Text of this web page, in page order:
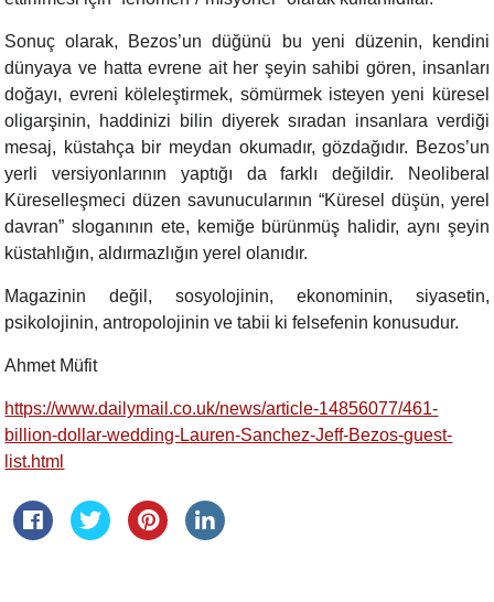
Sonuç olarak, Bezos’un düğünü bu yeni düzenin, kendini
dünyaya ve hatta evrene ait her şeyin sahibi gören, insanları
doğayı, evreni köleleştirmek, sömürmek isteyen yeni küresel
oligarşinin, haddinizi bilin diyerek sıradan insanlara verdiği
mesaj, küstahça bir meydan okumadır, gözdağıdır. Bezos’un
yerli versiyonlarının yaptığı da farklı değildir. Neoliberal
Küreselleşmeci düzen savunucularının “Küresel düşün, yerel
davran” sloganının ete, kemiğe bürünmüş halidir, aynı şeyin
küstahlığın, aldırmazlığın yerel olanıdır.
Magazinin değil, sosyolojinin, ekonominin, siyasetin,
psikolojinin, antropolojinin ve tabii ki felsefenin konusudur.
Ahmet Müfit
https://www.dailymail.co.uk/news/article-14856077/461-
billion-dollar-wedding-Lauren-Sanchez-Jeff-Bezos-guest-
list.html